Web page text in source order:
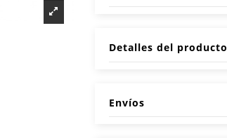
Detalles del producto
Envíos